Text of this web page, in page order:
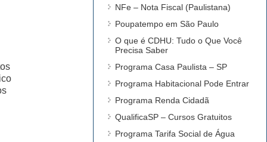
NFe – Nota Fiscal (Paulistana)
Poupatempo em São Paulo
O que é CDHU: Tudo o Que Você
Precisa Saber
Programa Casa Paulista – SP
Programa Habitacional Pode Entrar
Programa Renda Cidadã
QualificaSP – Cursos Gratuitos
Programa Tarifa Social de Água